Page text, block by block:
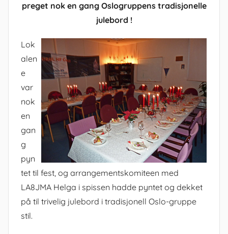
preget nok en gang Oslogruppens tradisjonelle
julebord !
Lok
alen
e
var
nok
en
gan
g
pyn
tet til fest, og arrangementskomiteen med
LA8JMA Helga i spissen hadde pyntet og dekket
på til trivelig julebord i tradisjonell Oslo-gruppe
stil.